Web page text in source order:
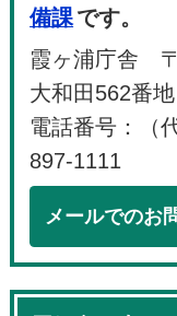
備課です。
霞ヶ浦庁舎
大和田562番地
電話番号：（
897-1111
メールでのお